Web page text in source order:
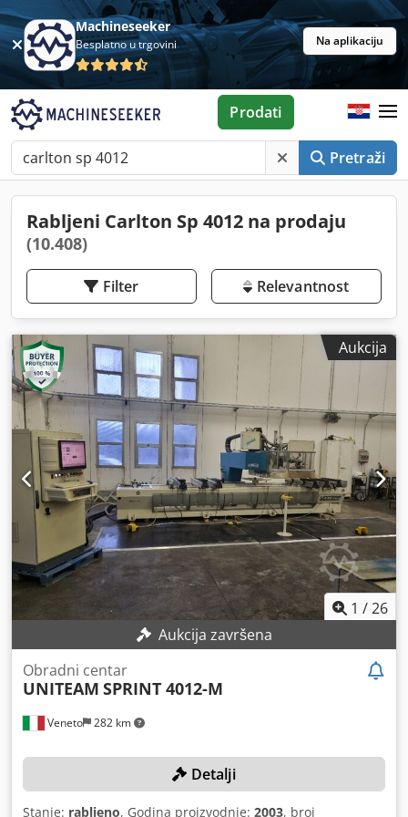
Machineseeker
Besplatno u trgovini Na aplikaciju
Pretraži
Prodati
Rabljeni Carlton Sp 4012 na prodaju
(10.408)
Filter Relevantnost
Aukcija
1 /26
Aukcija završena
Veneto 282 km
Obradni centar
UNITEAM SPRINT 4012-M
Detalji
Stanje: rabljeno, Godina proizvodnje: 2003, broj